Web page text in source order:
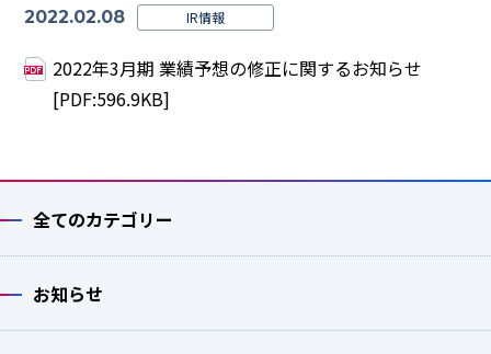
2022.02.08 IR情報
2022年3月期 業績予想の修正に関するお知らせ
[PDF:596.9KB]
全てのカテゴリー
お知らせ